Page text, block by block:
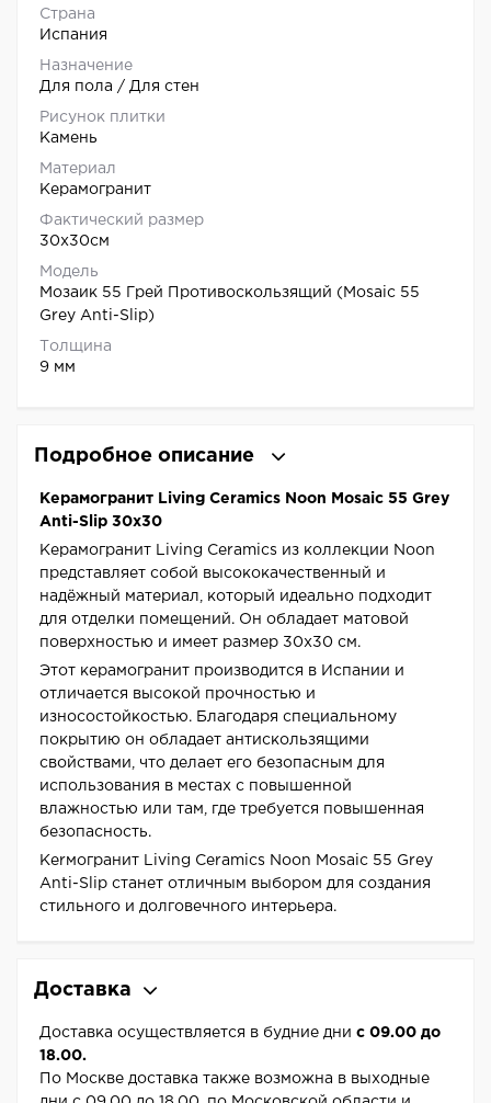
Страна
Испания
Назначение
Для пола / Для стен
Рисунок плитки
Камень
Материал
Керамогранит
Фактический размер
30x30см
Модель
Мозаик 55 Грей Противоскользящий (Mosaic 55
Grey Anti-Slip)
Толщина
9 мм
Подробное описание
Керамогранит Living Ceramics Noon Mosaic 55 Grey
Anti-Slip 30x30
Керамогранит Living Ceramics из коллекции Noon
представляет собой высококачественный и
надёжный материал, который идеально подходит
для отделки помещений. Он обладает матовой
поверхностью и имеет размер 30x30 см.
Этот керамогранит производится в Испании и
отличается высокой прочностью и
износостойкостью. Благодаря специальному
покрытию он обладает антискользящими
свойствами, что делает его безопасным для
использования в местах с повышенной
влажностью или там, где требуется повышенная
безопасность.
Kerмогранит Living Ceramics Noon Mosaic 55 Grey
Anti-Slip станет отличным выбором для создания
стильного и долговечного интерьера.
Доставка
Доставка осуществляется в будние дни с 09.00 до
18.00.
По Москве доставка также возможна в выходные